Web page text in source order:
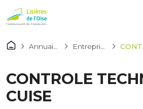
Annuaires Entreprises
CONTROLE
CUISE